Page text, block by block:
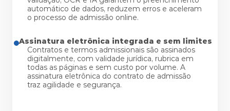
automático de dados, reduzem erros e aceleram
o processo de admissão online.
Assinatura eletrônica integrada e sem limites
Contratos e termos admissionais são assinados
digitalmente, com validade jurídica, rubrica em
todas as páginas e sem custo por volume. A
assinatura eletrônica do contrato de admissão
traz agilidade e segurança.